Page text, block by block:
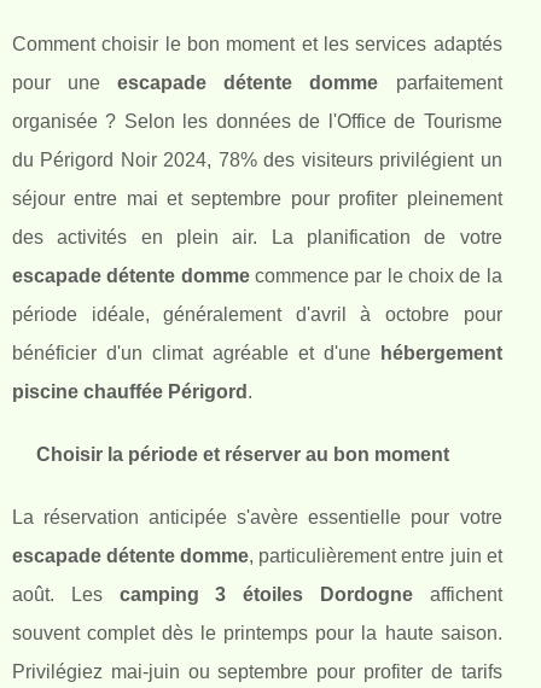
Comment choisir le bon moment et les services adaptés
pour uneescapade détente domme parfaitement
organisée ? Selon les données de l'Office de Tourisme
du Périgord Noir 2024, 78% des visiteurs privilégient un
séjour entre mai et septembre pour profiter pleinement
des activités en plein air. La planification de votre
escapade détente dommecommence par le choix de la
période idéale, généralement d'avril à octobre pour
bénéficier d'un climat agréable et d'une
hébergement
piscine chauffée Périgord .
Choisir la période et réserver au bon moment
La réservation anticipée s'avère essentielle pour votre
escapade détente domme, particulièrement entre juin et
août. Les camping 3 étoiles Dordogneaffichent
souvent complet dès le printemps pour la haute saison.
Privilégiez mai-juin ou septembre pour profiter de tarifs